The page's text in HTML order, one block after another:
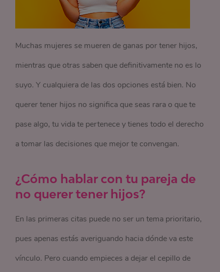
Muchas mujeres se mueren de ganas por tener hijos,
mientras que otras saben que definitivamente no es lo
suyo. Y cualquiera de las dos opciones está bien. No
querer tener hijos no significa que seas rara o que te
pase algo, tu vida te pertenece y tienes todo el derecho
a tomar las decisiones que mejor te convengan.
¿Cómo hablar con tu pareja de
no querer tener hijos?
En las primeras citas puede no ser un tema prioritario,
pues apenas estás averiguando hacia dónde va este
vínculo. Pero cuando empieces a dejar el cepillo de